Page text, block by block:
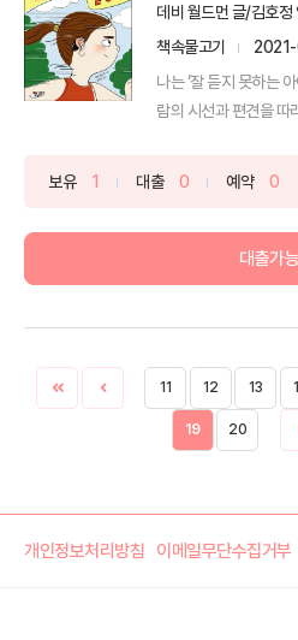
데비 월드먼 글/김호정
책속물고기
나는 ‘잘 듣지 못하는
람의 시선과 편견을 따
보유 1 대출 0 예약 0
대출가능
11 12 13
19 20
개인정보처리방침 이메일무단수집거부